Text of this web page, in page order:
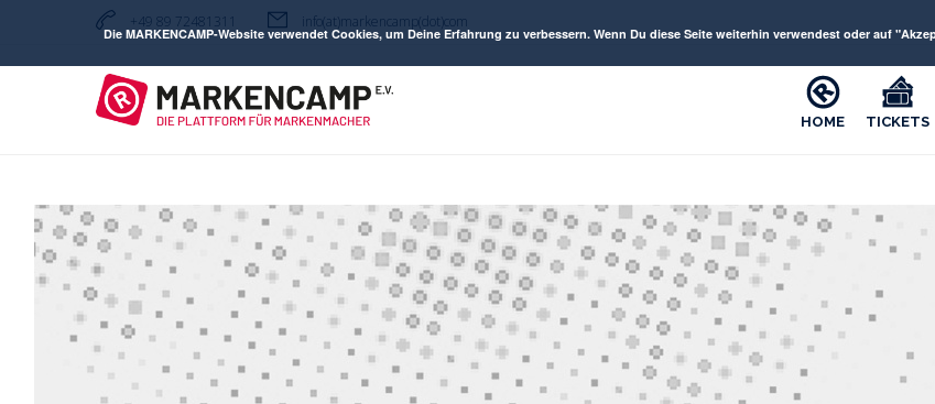
+49 89 72481311 info(at)markencamp(dot)com
HOME TICKETS
Die MARKENCAMP-Website verwendet Cookies, um Deine Erfahrung zu verbessern. Wenn Du diese Seite weiterhin verwendest oder auf